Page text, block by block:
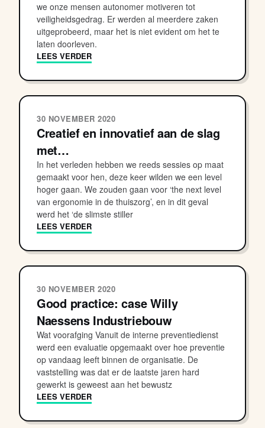
we onze mensen autonomer motiveren tot
veiligheidsgedrag. Er werden al meerdere zaken
uitgeprobeerd, maar het is niet evident om het te
laten doorleven.
LEES VERDER
30 NOVEMBER 2020
Creatief en innovatief aan de slag
met…
In het verleden hebben we reeds sessies op maat
gemaakt voor hen, deze keer wilden we een level
hoger gaan. We zouden gaan voor ‘the next level
van ergonomie in de thuiszorg’, en in dit geval
werd het ‘de slimste stiller
LEES VERDER
30 NOVEMBER 2020
Good practice: case Willy
Naessens Industriebouw
Wat voorafging Vanuit de interne preventiedienst
werd een evaluatie opgemaakt over hoe preventie
op vandaag leeft binnen de organisatie. De
vaststelling was dat er de laatste jaren hard
gewerkt is geweest aan het bewustz
LEES VERDER